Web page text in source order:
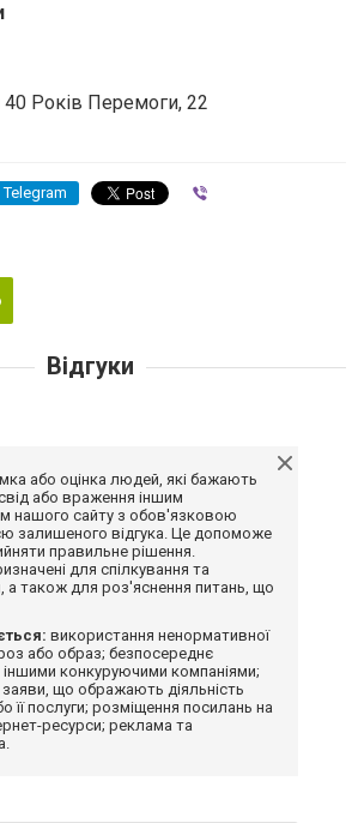
40 Років Перемоги, 22
Telegram
Відгуки
або оцінка людей, які бажають
або враження іншим
нашого сайту з обов'язковою
залишеного відгука. Це допоможе
правильне рішення.
для спілкування та
а також для роз'яснення питань, що
використання ненормативної
або образ; безпосереднє
іншими конкуруючими компаніями;
заяви, що ображають діяльність
її послуги; розміщення посилань на
ресурси; реклама та